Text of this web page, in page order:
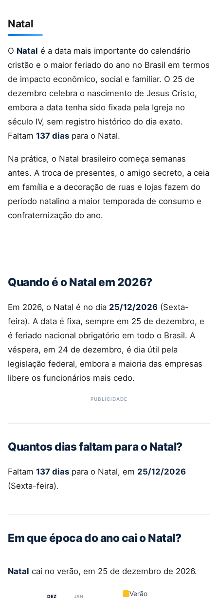
Natal
O Natal é a data mais importante do calendário
cristão e o maior feriado do ano no Brasil em termos
de impacto econômico, social e familiar. O 25 de
dezembro celebra o nascimento de Jesus Cristo,
embora a data tenha sido fixada pela Igreja no
século IV, sem registro histórico do dia exato.
Faltam 137 dias para o Natal.
Na prática, o Natal brasileiro começa semanas
antes. A troca de presentes, o amigo secreto, a ceia
em família e a decoração de ruas e lojas fazem do
período natalino a maior temporada de consumo e
confraternização do ano.
Quando é o Natal em 2026?
Em 2026, o Natal é no dia 25/12/2026 (Sexta-
feira). A data é fixa, sempre em 25 de dezembro, e
é feriado nacional obrigatório em todo o Brasil. A
véspera, em 24 de dezembro, é dia útil pela
legislação federal, embora a maioria das empresas
libere os funcionários mais cedo.
Quantos dias faltam para o Natal?
Faltam 137 dias para o Natal, em 25/12/2026
(Sexta-feira).
Em que época do ano cai o Natal?
Natal cai no verão, em 25 de dezembro de 2026.
JAN
DEZ
Verão